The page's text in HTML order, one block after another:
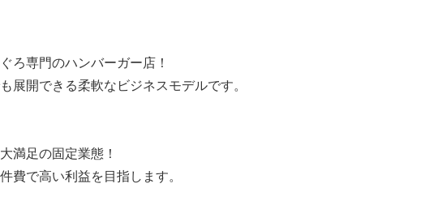
ろ専門のハンバーガー店！
展開できる柔軟なビジネスモデルです。
満足の固定業態！
費で高い利益を目指します。